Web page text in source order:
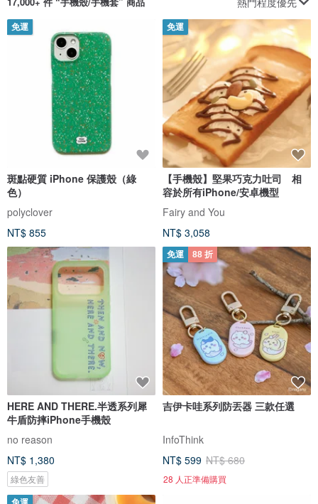
免運
斑點硬質 iPhone 保護殼（綠
色）
polyclover
NT$ 855
免運
【手機殼】堅果巧克力吐司 相
容於所有iPhone/安卓機型
Fairy and You
NT$ 3,058
HERE AND THERE.半透系列犀
牛盾防摔iPhone手機殼
no reason
NT$ 1,380
綠色友善
免運 88 折
吉伊卡哇系列防丟器 三款任選
InfoThink
NT$ 599 NT$ 680
28 人正準備購買